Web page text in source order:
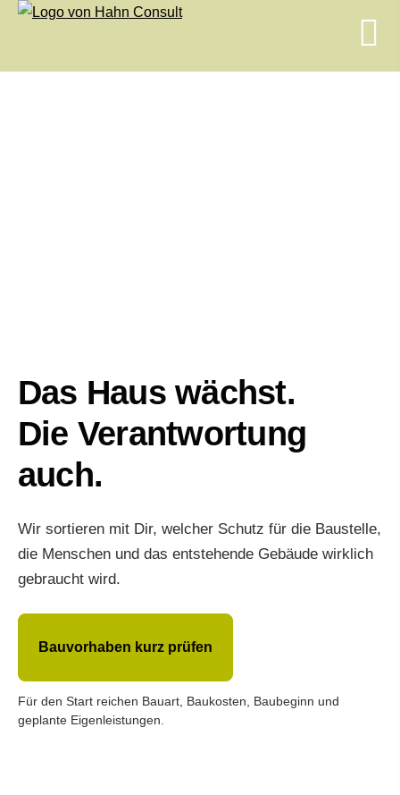
Das Haus wächst.
Die Verantwortung
auch.
Wir sortieren mit Dir, welcher Schutz für die Baustelle,
die Menschen und das entstehende Gebäude wirklich
gebraucht wird.
Bauvorhaben kurz prüfen
Für den Start reichen Bauart, Baukosten, Baubeginn und
geplante Eigenleistungen.